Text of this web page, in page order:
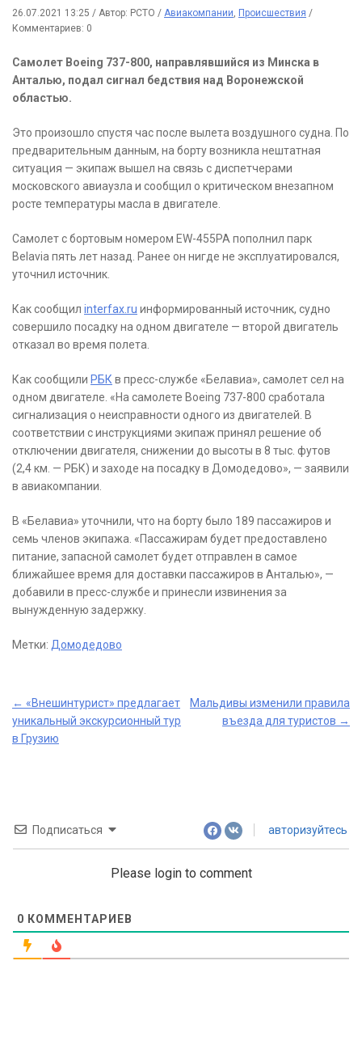
26.07.2021 13:25 / Автор: РСТО / Авиакомпании, Происшествия /
Комментариев: 0
Самолет Boeing 737-800, направлявшийся из Минска в
Анталью, подал сигнал бедствия над Воронежской
областью.
Это произошло спустя час после вылета воздушного судна. По
предварительным данным, на борту возникла нештатная
ситуация — экипаж вышел на связь с диспетчерами
московского авиаузла и сообщил о критическом внезапном
росте температуры масла в двигателе.
Самолет с бортовым номером EW-455PA пополнил парк
Belavia пять лет назад. Ранее он нигде не эксплуатировался,
уточнил источник.
Как сообщил interfax.ru информированный источник, судно
совершило посадку на одном двигателе — второй двигатель
отказал во время полета.
Как сообщили РБК в пресс-службе «Белавиа», самолет сел на
одном двигателе. «На самолете Boeing 737-800 сработала
сигнализация о неисправности одного из двигателей. В
соответствии с инструкциями экипаж принял решение об
отключении двигателя, снижении до высоты в 8 тыс. футов
(2,4 км. — РБК) и заходе на посадку в Домодедово», — заявили
в авиакомпании.
В «Белавиа» уточнили, что на борту было 189 пассажиров и
семь членов экипажа. «Пассажирам будет предоставлено
питание, запасной самолет будет отправлен в самое
ближайшее время для доставки пассажиров в Анталью», —
добавили в пресс-службе и принесли извинения за
вынужденную задержку.
Метки: Домодедово
Post
navigation
← «Внешинтурист» предлагает
уникальный экскурсионный тур
в Грузию
Мальдивы изменили правила
въезда для туристов →
Подписаться авторизуйтесь
Please login to comment
0 КОММЕНТАРИЕВ